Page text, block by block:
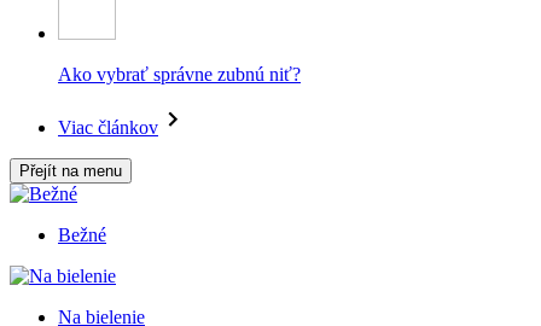
Ako vybrať správne zubnú niť?
Viac článkov
Přejít na menu
Bežné
Na bielenie